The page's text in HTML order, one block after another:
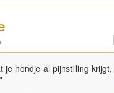
je hondje al pijnstilling